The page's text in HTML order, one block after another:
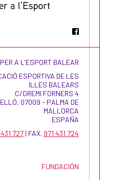
A L'ESPORT BALEAR
ESPORTIVA DE LES
ILLES BALEARS
C/GREMI FORNERS 4
07009 - PALMA DE
MALLORCA
ESPAÑA
727 | FAX. 971 431 724
FUNDACIÓN